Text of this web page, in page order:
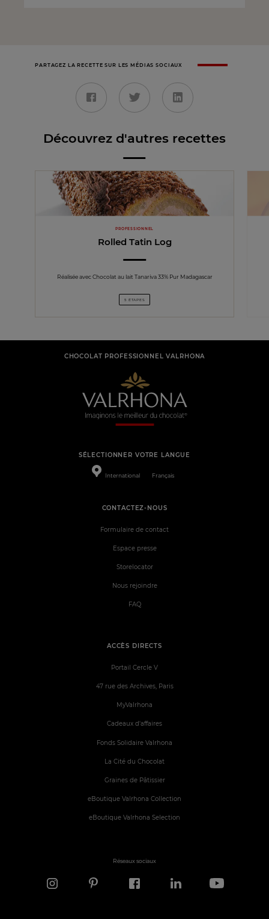
PARTAGEZ LA RECETTE SUR LES MÉDIAS SOCIAUX
Découvrez d'autres recettes
PROFESSIONNEL
Rolled Tatin Log
Réalisée avec Chocolat au lait Tanariva 33% Pur Madagascar
5 ÉTAPES
CHOCOLAT PROFESSIONNEL VALRHONA
SÉLECTIONNER VOTRE LANGUE
International Français
ACCÈS DIRECTS
Portail Cercle V
47 rue des Archives, Paris
MyValrhona
Cadeaux d'affaires
Fonds Solidaire Valrhona
La Cité du Chocolat
Graines de Pâtissier
eBoutique Valrhona Collection
eBoutique Valrhona Selection
CONTACTEZ-NOUS
Formulaire de contact
Espace presse
Storelocator
Nous rejoindre
FAQ
Réseaux sociaux